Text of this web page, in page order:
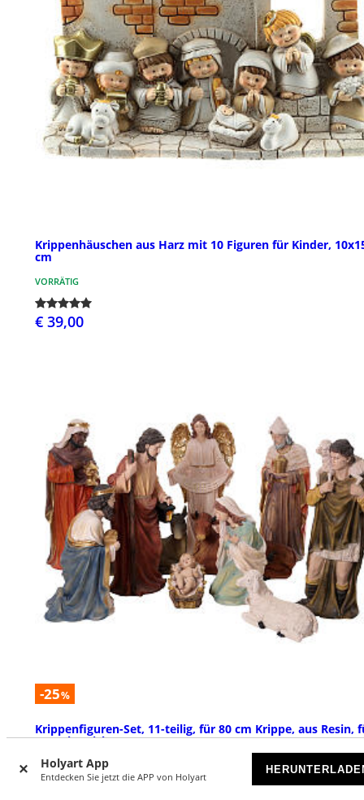
Holyart App
Entdecken Sie jetzt die APP von Holyart
Krippenhäuschen aus Harz mit 10 Figuren für Kinder,
cm
VORRÄTIG
€ 39,00
-25%
Krippenfiguren-Set, 11-teilig, für 80 cm Krippe, aus Resin,
Innenbereich
VORRÄTIG